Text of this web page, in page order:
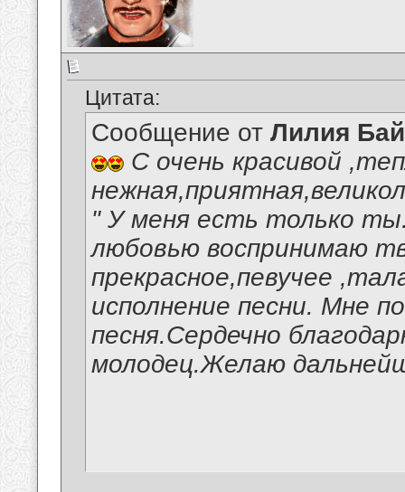
Цитата:
Сообщение от Лилия
С очень красивой
" У меня есть только
любовью воспринимаю
прекрасное,певучее
исполнение песни. Мне
песня.Сердечно
молодец.Желаю